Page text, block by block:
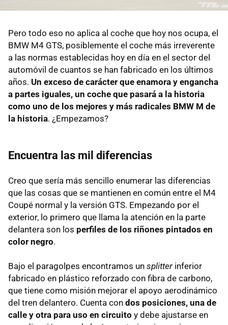
Pero todo eso no aplica al coche que hoy nos ocupa, el
BMW M4 GTS, posiblemente el coche más irreverente
a las normas establecidas hoy en día en el sector del
automóvil de cuantos se han fabricado en los últimos
años. Un exceso de carácter que enamora y engancha
a partes iguales, un coche que pasará a la historia
como uno de los mejores y más radicales BMW M de
la historia. ¿Empezamos?
Encuentra las mil diferencias
Creo que sería más sencillo enumerar las diferencias
que las cosas que se mantienen en común entre el M4
Coupé normal y la versión GTS. Empezando por el
exterior, lo primero que llama la atención en la parte
delantera son los perfiles de los riñones pintados en
color negro.
Bajo el paragolpes encontramos un splitter inferior
fabricado en plástico reforzado con fibra de carbono,
que tiene como misión mejorar el apoyo aerodinámico
del tren delantero. Cuenta con dos posiciones, una de
calle y otra para uso en circuito y debe ajustarse en